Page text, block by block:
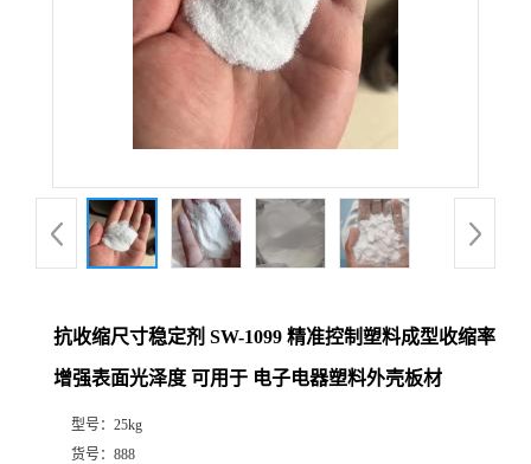
抗收缩尺寸稳定剂 SW-1099 精准控制塑料成型收缩率
增强表面光泽度 可用于 电子电器塑料外壳板材
型号： 25kg
货号： 888